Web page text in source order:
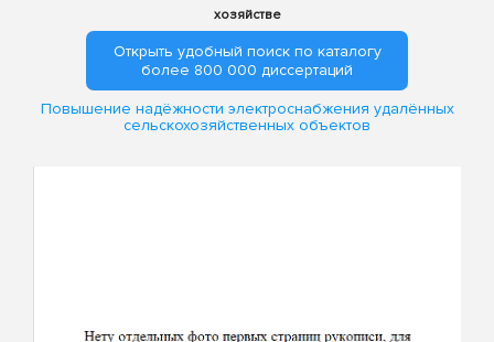
хозяйстве
Открыть удобный поиск по каталогу
более 800 000 диссертаций
Повышение надёжности электроснабжения удалённых
сельскохозяйственных объектов